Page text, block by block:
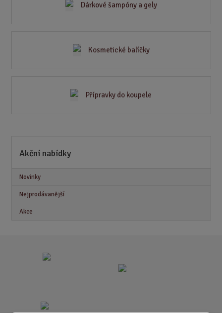
Dárkové šampóny a gely
Kosmetické balíčky
Přípravky do koupele
Akční nabídky
Novinky
Nejprodávanější
Akce